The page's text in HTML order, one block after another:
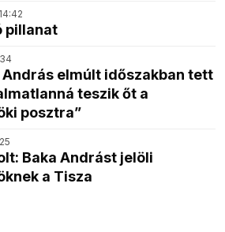
pillanat
András elmúlt időszakban tett
teszik őt a
posztra”
Baka Andrást jelöli
a Tisza